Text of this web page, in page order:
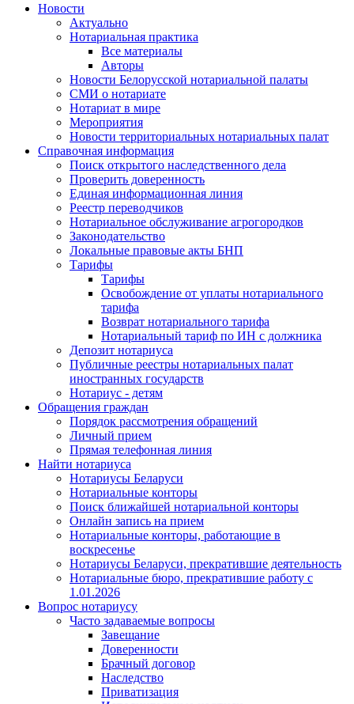
Новости
Актуально
Нотариальная практика
Все материалы
Авторы
Новости Белорусской нотариальной палаты
СМИ о нотариате
Нотариат в мире
Мероприятия
Новости территориальных нотариальных палат
Справочная информация
Поиск открытого наследственного дела
Проверить доверенность
Единая информационная линия
Реестр переводчиков
Нотариальное обслуживание агрогородков
Законодательство
Локальные правовые акты БНП
Тарифы
Тарифы
Освобождение от уплаты нотариального
тарифа
Возврат нотариального тарифа
Нотариальный тариф по ИН с должника
Депозит нотариуса
Публичные реестры нотариальных палат
иностранных государств
Нотариус - детям
Обращения граждан
Порядок рассмотрения обращений
Личный прием
Прямая телефонная линия
Найти нотариуса
Нотариусы Беларуси
Нотариальные конторы
Поиск ближайшей нотариальной конторы
Онлайн запись на прием
Нотариальные конторы, работающие в
воскресенье
Нотариусы Беларуси, прекратившие деятельность
Нотариальные бюро, прекратившие работу с
1.01.2026
Вопрос нотариусу
Часто задаваемые вопросы
Завещание
Доверенности
Брачный договор
Наследство
Приватизация